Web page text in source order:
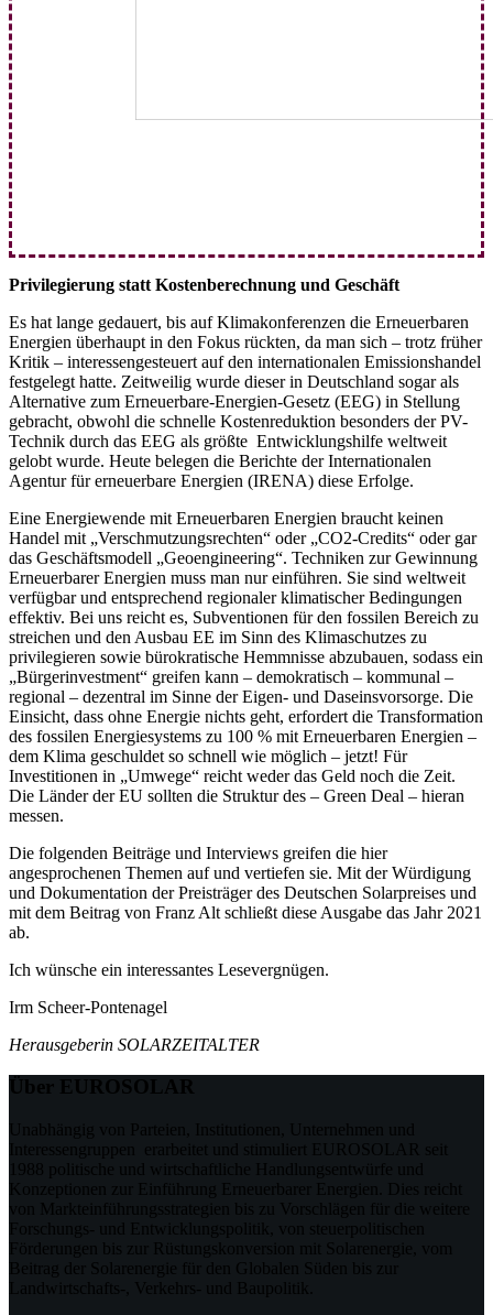
Privilegierung statt Kostenberechnung und Geschäft
Es hat lange gedauert, bis auf Klimakonferenzen die Erneuerbaren
Energien überhaupt in den Fokus rückten, da man sich – trotz früher
Kritik – interessengesteuert auf den internationalen Emissionshandel
festgelegt hatte. Zeitweilig wurde dieser in Deutschland sogar als
Alternative zum Erneuerbare-Energien-Gesetz (EEG) in Stellung
gebracht, obwohl die schnelle Kostenreduktion besonders der PV-
Technik durch das EEG als größte Entwicklungshilfe weltweit
gelobt wurde. Heute belegen die Berichte der Internationalen
Agentur für erneuerbare Energien (IRENA) diese Erfolge.
Eine Energiewende mit Erneuerbaren Energien braucht keinen
Handel mit „Verschmutzungsrechten“ oder „CO2-Credits“ oder gar
das Geschäftsmodell „Geoengineering“. Techniken zur Gewinnung
Erneuerbarer Energien muss man nur einführen. Sie sind weltweit
verfügbar und entsprechend regionaler klimatischer Bedingungen
effektiv. Bei uns reicht es, Subventionen für den fossilen Bereich zu
streichen und den Ausbau EE im Sinn des Klimaschutzes zu
privilegieren sowie bürokratische Hemmnisse abzubauen, sodass ein
„Bürgerinvestment“ greifen kann – demokratisch – kommunal –
regional – dezentral im Sinne der Eigen- und Daseinsvorsorge. Die
Einsicht, dass ohne Energie nichts geht, erfordert die Transformation
des fossilen Energiesystems zu 100 % mit Erneuerbaren Energien –
dem Klima geschuldet so schnell wie möglich – jetzt! Für
Investitionen in „Umwege“ reicht weder das Geld noch die Zeit.
Die Länder der EU sollten die Struktur des – Green Deal – hieran
messen.
Die folgenden Beiträge und Interviews greifen die hier
angesprochenen Themen auf und vertiefen sie. Mit der Würdigung
und Dokumentation der Preisträger des Deutschen Solarpreises und
mit dem Beitrag von Franz Alt schließt diese Ausgabe das Jahr 2021
ab.
Ich wünsche ein interessantes Lesevergnügen.
Irm Scheer-Pontenagel
Herausgeberin SOLARZEITALTER
Über EUROSOLAR
Unabhängig von Parteien, Institutionen, Unternehmen und
Interessengruppen erarbeitet und stimuliert EUROSOLAR seit
1988 politische und wirtschaftliche Handlungsentwürfe und
Konzeptionen zur Einführung Erneuerbarer Energien. Dies reicht
von Markteinführungsstrategien bis zu Vorschlägen für die weitere
Forschungs- und Entwicklungspolitik, von steuerpolitischen
Förderungen bis zur Rüstungskonversion mit Solarenergie, vom
Beitrag der Solarenergie für den Globalen Süden bis zur
Landwirtschafts-, Verkehrs- und Baupolitik.